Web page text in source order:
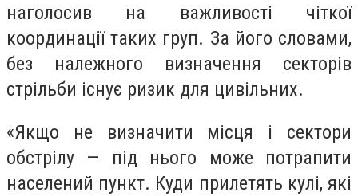
наголосив на важливості чіткої
координації таких груп. За його словами,
без належного визначення секторів
стрільби існує ризик для цивільних.
«Якщо не визначити місця і сектори
обстрілу — під нього може потрапити
населений пункт. Куди прилетять кулі, які